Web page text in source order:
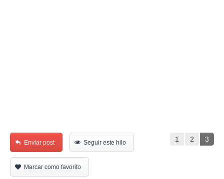
1 2 3
Enviar post Seguir este hilo
Marcar como favorito